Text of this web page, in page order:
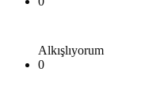
Alkışlıyorum
0